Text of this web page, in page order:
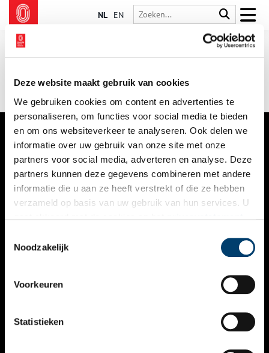
Deze website maakt gebruik van cookies
We gebruiken cookies om content en advertenties te
personaliseren, om functies voor social media te bieden
en om ons websiteverkeer te analyseren. Ook delen we
informatie over uw gebruik van onze site met onze
partners voor social media, adverteren en analyse. Deze
partners kunnen deze gegevens combineren met andere
informatie die u aan ze heeft verstrekt of die ze hebben
verzameld op basis van uw gebruik van hun services. U
Noodzakelijk
Voorkeuren
Statistieken
NL EN
VERHALEN
NIEUWS
KALENDER
ACTIVITEITEN